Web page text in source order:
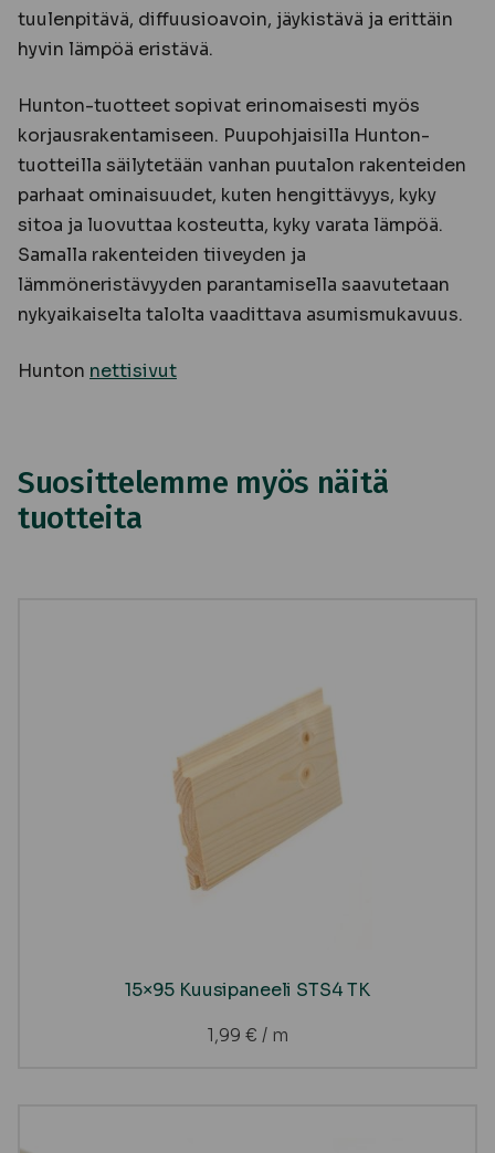
tuulenpitävä, diffuusioavoin, jäykistävä ja erittäin
hyvin lämpöä eristävä.
Hunton-tuotteet sopivat erinomaisesti myös
korjausrakentamiseen. Puupohjaisilla Hunton-
tuotteilla säilytetään vanhan puutalon rakenteiden
parhaat ominaisuudet, kuten hengittävyys, kyky
sitoa ja luovuttaa kosteutta, kyky varata lämpöä.
Samalla rakenteiden tiiveyden ja
lämmöneristävyyden parantamisella saavutetaan
nykyaikaiselta talolta vaadittava asumismukavuus.
Hunton nettisivut
Suosittelemme myös näitä
tuotteita
15×95 Kuusipaneeli STS4 TK
1,99 € / m